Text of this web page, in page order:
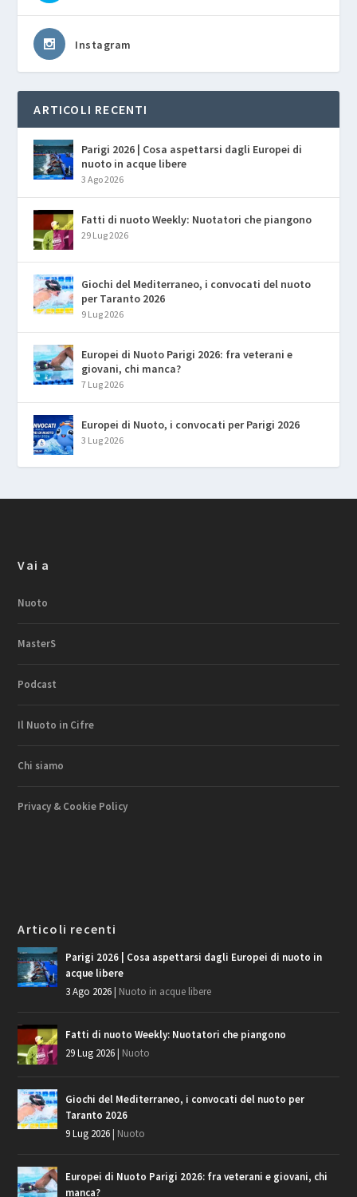
Instagram
ARTICOLI RECENTI
Parigi 2026 | Cosa aspettarsi dagli Europei di
nuoto in acque libere
3 Ago 2026
Fatti di nuoto Weekly: Nuotatori che piangono
29 Lug 2026
Giochi del Mediterraneo, i convocati del nuoto
per Taranto 2026
9 Lug 2026
Europei di Nuoto Parigi 2026: fra veterani e
giovani, chi manca?
7 Lug 2026
Europei di Nuoto, i convocati per Parigi 2026
3 Lug 2026
Vai a
Nuoto
MasterS
Podcast
Il Nuoto in Cifre
Chi siamo
Privacy & Cookie Policy
Articoli recenti
Parigi 2026 | Cosa aspettarsi dagli Europei di nuoto in
acque libere
3 Ago 2026| Nuoto in acque libere
Fatti di nuoto Weekly: Nuotatori che piangono
29 Lug 2026| Nuoto
Giochi del Mediterraneo, i convocati del nuoto per
Taranto 2026
9 Lug 2026| Nuoto
Europei di Nuoto Parigi 2026: fra veterani e giovani, chi
manca?